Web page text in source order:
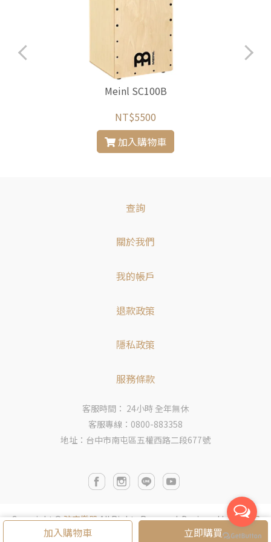
加入購物車 立即購買
Meinl SC100B
NT$5500
加入購物車
查詢
關於我們
我的帳戶
退款政策
隱私政策
服務條款
客服時間： 24小時 全年無休
客服專線：0800-883358
地址：台中市南屯區五權西路二段677號
Copyright ©弦宏樂器All Rights Reserved.Designed by CYBER